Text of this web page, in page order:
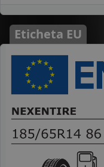
Eticheta EU